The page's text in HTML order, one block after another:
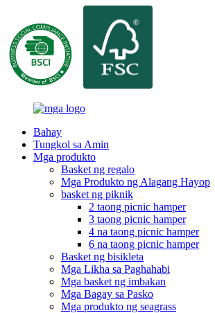
Bahay
Tungkol sa Amin
Mga produkto
Basket ng regalo
Mga Produkto ng Alagang Hayop
basket ng piknik
2 taong picnic hamper
3 taong picnic hamper
4 na taong picnic hamper
6 na taong picnic hamper
Basket ng bisikleta
Mga Likha sa Paghahabi
Mga basket ng imbakan
Mga Bagay sa Pasko
Mga produkto ng seagrass